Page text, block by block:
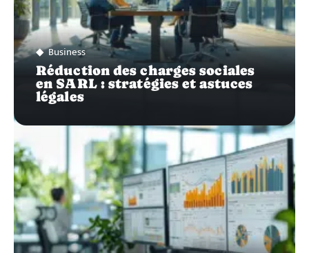
Business
Réduction des charges sociales
en SARL : stratégies et astuces
légales